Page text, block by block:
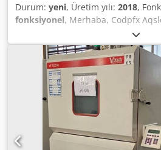
Durum: yeni, Üretim yılı: 2018,
fonksiyonel, Merhaba, Codpfx
yepyeni bir klima dış ünitesi
yılına aittir ancak hiç